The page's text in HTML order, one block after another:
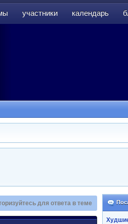
участники календарь
для ответа в теме